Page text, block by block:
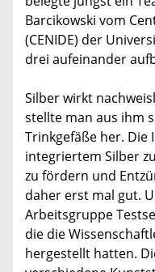
Barcikowski vom
(CENIDE) der
drei aufeinander
Silber wirkt
stellte man aus ihm
Trinkgefäße her.
integriertem Silber
zu fördern und
daher erst mal gut.
Arbeitsgruppe
die die
hergestellt hatten.